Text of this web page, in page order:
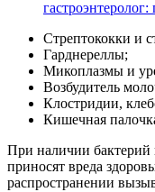
Стрептококки и
Гарднереллы;
Микоплазмы и
Возбудитель
Клостридии,
Кишечная
При наличии бактерий
приносят вреда
распространении